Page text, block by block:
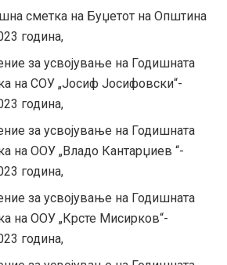
сметка на Буџетот на Општина
година,
за усвојување на Годишната
на СОУ „Јосиф Јосифовски“-
година,
за усвојување на Годишната
на ООУ „Владо Кантарџиев “-
година,
за усвојување на Годишната
на ООУ „Крсте Мисирков“-
година,